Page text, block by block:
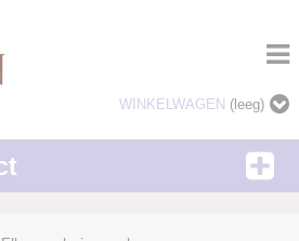
WINKELWAGEN (leeg)